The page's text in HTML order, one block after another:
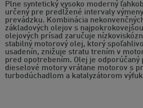
Plne syntetický vysoko moderný
určený pre predĺžené intervaly
prevádzku. Kombinácia
základových olejov s
olejových prísad zaručuje
stabilný motorový olej, ktorý
usadenín, znižuje stratu trením v
pred opotrebením. Olej je odporúčaný
dieselové motory vrátane motorov s
turbodúchadlom a katalyzátorom